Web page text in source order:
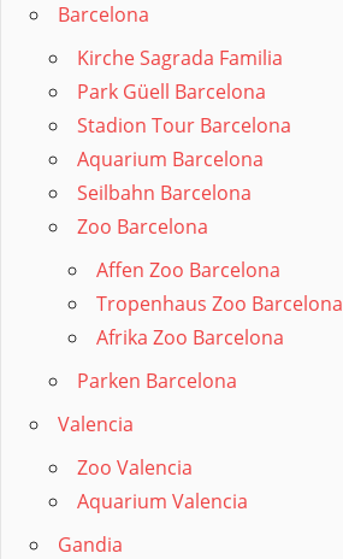
Barcelona
Kirche Sagrada Familia
Park Güell Barcelona
Stadion Tour Barcelona
Aquarium Barcelona
Seilbahn Barcelona
Zoo Barcelona
Affen Zoo Barcelona
Tropenhaus Zoo Barcelona
Afrika Zoo Barcelona
Parken Barcelona
Valencia
Zoo Valencia
Aquarium Valencia
Gandia